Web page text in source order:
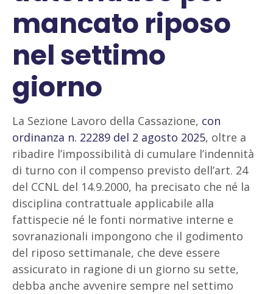
mancato riposo
nel settimo
giorno
La Sezione Lavoro della Cassazione, con
ordinanza n. 22289 del 2 agosto 2025, oltre a
ribadire l’impossibilità di cumulare l’indennità
di turno con il compenso previsto dell’art. 24
del CCNL del 14.9.2000, ha precisato che né la
disciplina contrattuale applicabile alla
fattispecie né le fonti normative interne e
sovranazionali impongono che il godimento
del riposo settimanale, che deve essere
assicurato in ragione di un giorno su sette,
debba anche avvenire sempre nel settimo